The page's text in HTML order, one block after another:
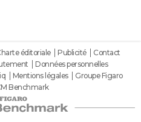
éditoriale Publicité
Contact
Données personnelles
Mentions légales
Groupe Figaro
Benchmark